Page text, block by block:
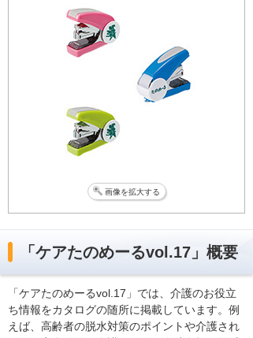
画像を拡大する
「ケアたのめーるvol.17」概要
「ケアたのめーるvol.17」では、介護のお役立
ち情報をカタログの随所に掲載しています。例
えば、高齢者の脱水対策のポイントや介護され